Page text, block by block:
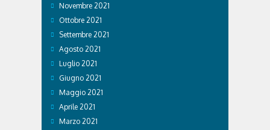
Novembre 2021
Ottobre 2021
Settembre 2021
Agosto 2021
Luglio 2021
Giugno 2021
Maggio 2021
Aprile 2021
Marzo 2021